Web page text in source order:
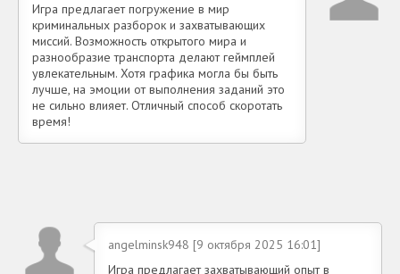
Игра предлагает погружение в мир
криминальных разборок и захватывающих
миссий. Возможность открытого мира и
разнообразие транспорта делают геймплей
увлекательным. Хотя графика могла бы быть
лучше, на эмоции от выполнения заданий это
не сильно влияет. Отличный способ скоротать
время!
angelminsk948 [9 октября 2025 16:01]
Игра предлагает захватывающий опыт в